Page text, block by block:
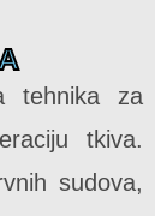
tehnika za
tkiva.
sudova,